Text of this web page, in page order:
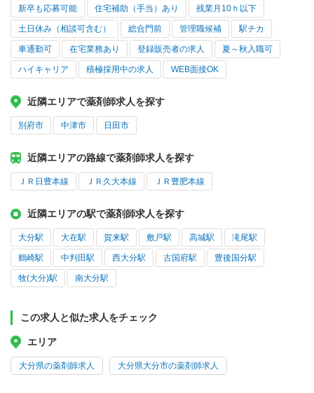
新卒も応募可能 住宅補助（手当）あり 残業月10ｈ以下
土日休み（相談可含む） 総合門前 管理職候補 駅チカ
車通勤可 在宅業務あり 登録販売者の求人 夏～秋入職可
ハイキャリア 積極採用中の求人 WEB面接OK
近隣エリアで薬剤師求人を探す
別府市 中津市 日田市
近隣エリアの路線で薬剤師求人を探す
ＪＲ日豊本線 ＪＲ久大本線 ＪＲ豊肥本線
近隣エリアの駅で薬剤師求人を探す
大分駅 大在駅 賀来駅 敷戸駅 高城駅 滝尾駅
鶴崎駅 中判田駅 西大分駅 古国府駅 豊後国分駅
牧(大分)駅 南大分駅
この求人と似た求人をチェック
エリア
大分県の薬剤師求人 大分県大分市の薬剤師求人